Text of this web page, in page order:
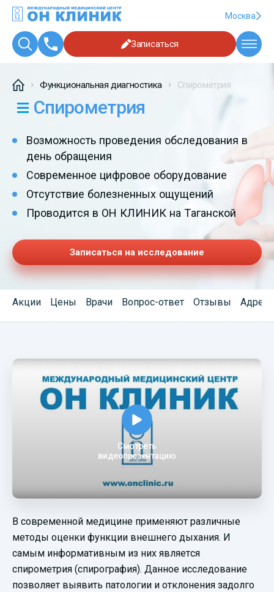
Москва
Записаться
Функциональная диагностика Спирометрия
Спирометрия
Возможность проведения обследования в
день обращения
Современное цифровое оборудование
Отсутствие болезненных ощущений
Проводится в ОН КЛИНИК на Таганской
Записаться на исследование
Акции Цены Врачи Вопрос-ответ Отзывы
Смотреть
видеопрезентацию
В современной медицине применяют различные
методы оценки функции внешнего дыхания. И
самым информативным из них является
спирометрия (спирография). Данное исследование
позволяет выявить патологии и отклонения задолго